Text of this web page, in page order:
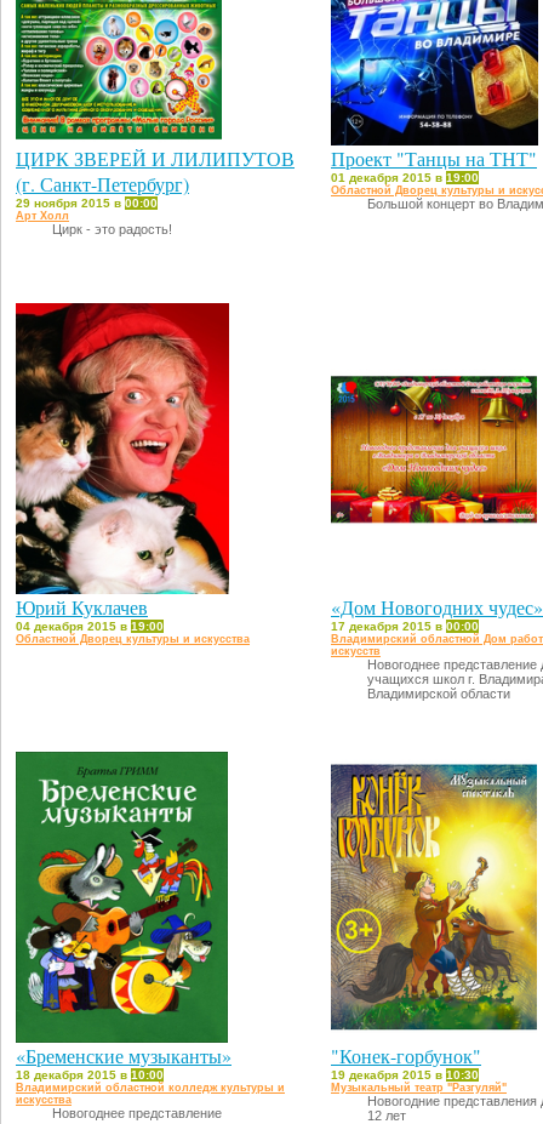
ЦИРК ЗВЕРЕЙ И ЛИЛИПУТОВ
(г. Санкт-Петербург)
29 ноября 2015 в 00:00
Арт Холл
Цирк - это радость!
Проект "Танцы на ТНТ"
01 декабря 2015 в 19:00
Областной Дворец культуры и
Большой концерт во
Юрий Куклачев
04 декабря 2015 в 19:00
Областной Дворец культуры и искусства
«Дом Новогодних чудес»
17 декабря 2015 в 00:00
Владимирский областной Дом
искусств
Новогоднее представление
учащихся школ г.
Владимирской области
«Бременские музыканты»
18 декабря 2015 в 10:00
Владимирский областной колледж культуры и
искусства
Новогоднее представление
"Конек-горбунок"
19 декабря 2015 в 10:30
Музыкальный театр "Разгуляй"
Новогодние представления
12 лет